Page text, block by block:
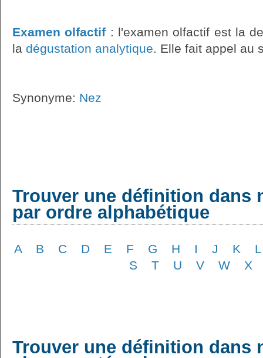
Examen olfactif : l'examen olfactif est la
la dégustation analytique. Elle fait appel au
Synonyme: Nez
Trouver une définition dans
par ordre alphabétique
A B C D E F G H I J K
L
S
T U V W X
Trouver une définition dans